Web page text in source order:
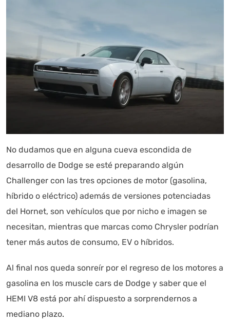
No dudamos que en alguna cueva escondida de
desarrollo de Dodge se esté preparando algún
Challenger con las tres opciones de motor (gasolina,
híbrido o eléctrico) además de versiones potenciadas
del Hornet, son vehículos que por nicho e imagen se
necesitan, mientras que marcas como Chrysler podrían
tener más autos de consumo, EV o híbridos.
Al final nos queda sonreír por el regreso de los motores a
gasolina en los muscle cars de Dodge y saber que el
HEMI V8 está por ahí dispuesto a sorprendernos a
mediano plazo.